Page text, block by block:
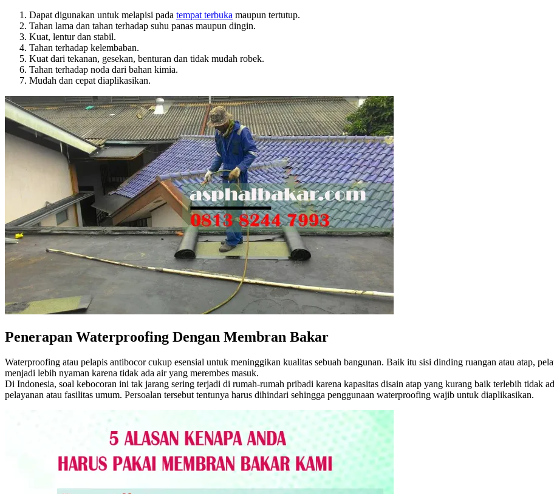
Dapat digunakan untuk melapisi pada tempat terbuka maupun tertutup.
Tahan lama dan tahan terhadap suhu panas maupun dingin.
Kuat, lentur dan stabil.
Tahan terhadap kelembaban.
Kuat dari tekanan, gesekan, benturan dan tidak mudah robek.
Tahan terhadap noda dari bahan kimia.
Mudah dan cepat diaplikasikan.
Penerapan Waterproofing Dengan Membran Bakar
Waterproofing atau pelapis antibocor cukup esensial untuk meninggikan kualitas sebuah bangunan. Baik itu sisi dinding ruangan atau atap,
menjadi lebih nyaman karena tidak ada air yang merembes masuk.
Di Indonesia, soal kebocoran ini tak jarang sering terjadi di rumah-rumah pribadi karena kapasitas disain atap yang kurang baik terlebih tidak
pelayanan atau fasilitas umum. Persoalan tersebut tentunya harus dihindari sehingga penggunaan waterproofing wajib untuk diaplikasikan.